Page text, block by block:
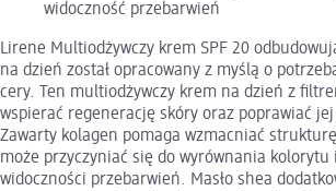
widoczność przebarwień
Lirene Multiodżywczy krem SPF 20
na dzień został opracowany z myślą o
cery. Ten multiodżywczy krem na dzień z
wspierać regenerację skóry oraz poprawiać
Zawarty kolagen pomaga wzmacniać
może przyczyniać się do wyrównania kolorytu
widoczności przebarwień. Masło shea